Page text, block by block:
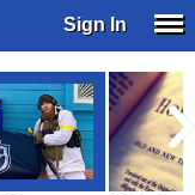
Sign In